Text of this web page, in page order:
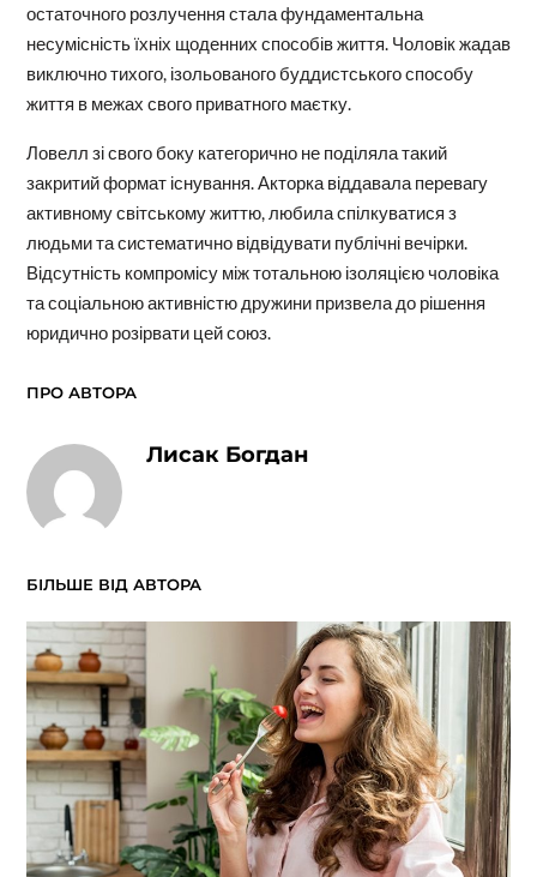
остаточного розлучення стала фундаментальна
несумісність їхніх щоденних способів життя. Чоловік жадав
виключно тихого, ізольованого буддистського способу
життя в межах свого приватного маєтку.
Ловелл зі свого боку категорично не поділяла такий
закритий формат існування. Акторка віддавала перевагу
активному світському життю, любила спілкуватися з
людьми та систематично відвідувати публічні вечірки.
Відсутність компромісу між тотальною ізоляцією чоловіка
та соціальною активністю дружини призвела до рішення
юридично розірвати цей союз.
ПРО АВТОРА
Лисак Богдан
БІЛЬШЕ ВІД АВТОРА